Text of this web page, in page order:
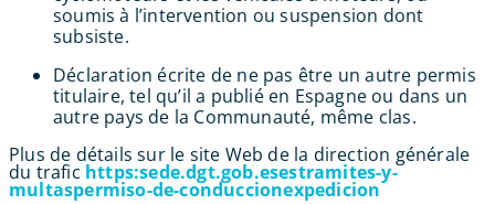
soumis à l’intervention ou suspension dont
subsiste.
Déclaration écrite de ne pas être un autre permis
titulaire, tel qu’il a publié en Espagne ou dans un
autre pays de la Communauté, même clas.
Plus de détails sur le site Web de la direction générale
du trafic https:sede.dgt.gob.esestramites-y-
multaspermiso-de-conduccionexpedicion